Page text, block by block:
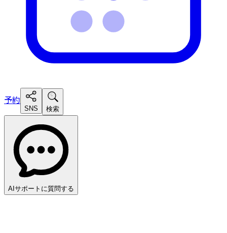
予約
SNS 検索
AIサポートに質問する